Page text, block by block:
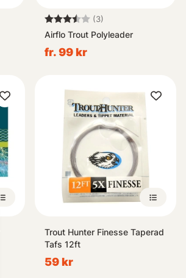
Betyg: (3)
Airflo Trout Polyleader
fr. 99 kr
Trout Hunter Finesse Taperad
Tafs 12ft
59 kr